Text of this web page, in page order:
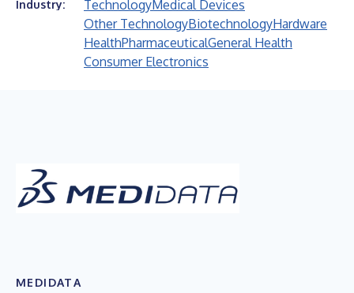
Industry: TechnologyMedical Devices
Other TechnologyBiotechnologyHardware
HealthPharmaceuticalGeneral Health
Consumer Electronics
MEDIDATA